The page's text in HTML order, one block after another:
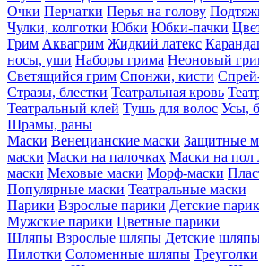
Очки Перчатки Перья на голову
Чулки, колготки Юбки Юбки-пачки
Грим Аквагрим Жидкий латекс
носы, уши Наборы грима Неоновый
Светящийся грим Спонжи, кисти
Стразы, блестки Театральная кровь
Театральный клей Тушь для волос Усы,
Шрамы, раны
Маски Венецианские маски Защитные
маски Маски на палочках Маски на пол
маски Меховые маски Морф-маски
Популярные маски Театральные маски
Парики Взрослые парики Детские
Мужские парики Цветные парики
Шляпы Взрослые шляпы Детские
Пилотки Соломенные шляпы Треуголки